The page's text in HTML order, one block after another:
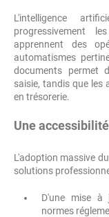
L'intelligence
progressivement
apprennent des
automatismes
documents permet
saisie, tandis que les
en trésorerie.
Une
L'adoption massive
solutions
D'une mise à
normes